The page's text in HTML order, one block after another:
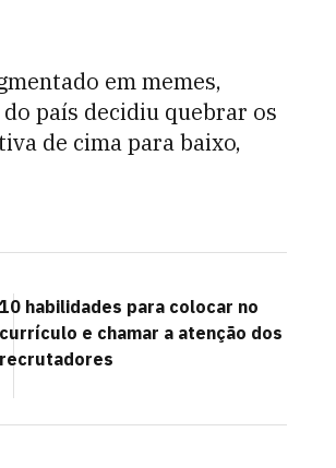
em memes,
país decidiu quebrar os
de cima para baixo,
10 habilidades para colocar no
currículo e chamar a atenção dos
recrutadores